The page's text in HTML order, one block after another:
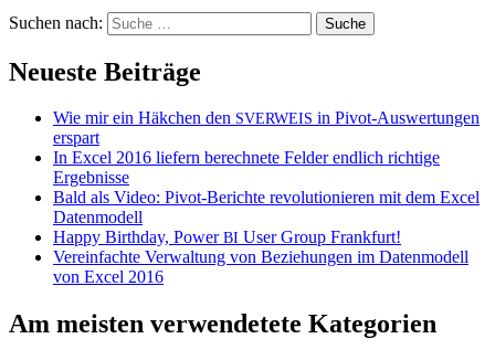
Suchen nach:
Neueste Beiträge
Wie mir ein Häkchen den SVERWEIS in Pivot-Auswertungen
erspart
In Excel 2016 liefern berechnete Felder endlich richtige
Ergebnisse
Bald als Video: Pivot-Berichte revolutionieren mit dem Excel
Datenmodell
Happy Birthday, PowerBI User Group Frankfurt!
Vereinfachte Verwaltung von Beziehungen im Datenmodell
von Excel 2016
Am meisten verwendetete Kategorien